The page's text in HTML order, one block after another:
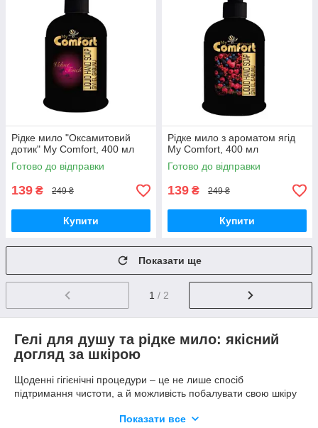
Рідке мило "Оксамитовий
дотик" My Comfort, 400 мл
Готово до відправки
139 ₴ 249 ₴
Купити
Рідке мило з ароматом ягід
My Comfort, 400 мл
Готово до відправки
139 ₴ 249 ₴
Купити
Показати ще
1 / 2
Гелі для душу та рідке мило: якісний
догляд за шкірою
Щоденні гігієнічні процедури – це не лише спосіб
підтримання чистоти, а й можливість побалувати свою шкіру
важливу роль у догляді за тілом, адже не тільки очищають, а
Показати все